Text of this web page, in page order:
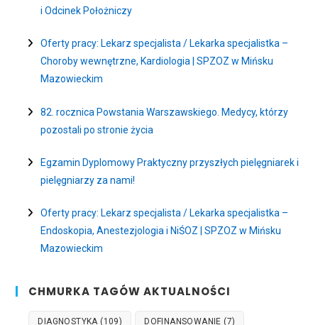
i Odcinek Położniczy
Oferty pracy: Lekarz specjalista / Lekarka specjalistka –
Choroby wewnętrzne, Kardiologia | SPZOZ w Mińsku
Mazowieckim
82. rocznica Powstania Warszawskiego. Medycy, którzy
pozostali po stronie życia
Egzamin Dyplomowy Praktyczny przyszłych pielęgniarek i
pielęgniarzy za nami!
Oferty pracy: Lekarz specjalista / Lekarka specjalistka –
Endoskopia, Anestezjologia i NiŚOZ | SPZOZ w Mińsku
Mazowieckim
CHMURKA TAGÓW AKTUALNOŚCI
DIAGNOSTYKA (109) DOFINANSOWANIE (7)